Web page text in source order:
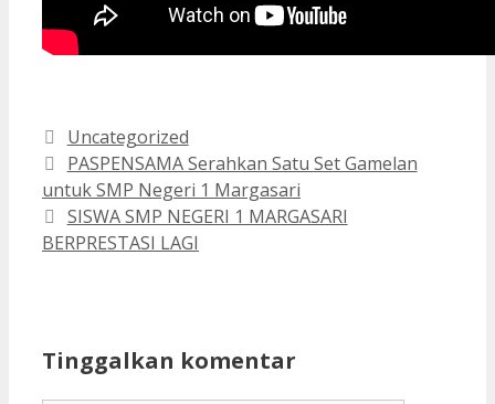
Kategori
Uncategorized
PASPENSAMA Serahkan Satu Set Gamelan
untuk SMP Negeri 1 Margasari
SISWA SMP NEGERI 1 MARGASARI
BERPRESTASI LAGI
Tinggalkan komentar